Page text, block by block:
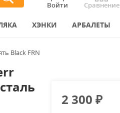
Войти Сравнение
ХЭНКИ АРБАЛЕТЫ
Black FRN
2 300₽